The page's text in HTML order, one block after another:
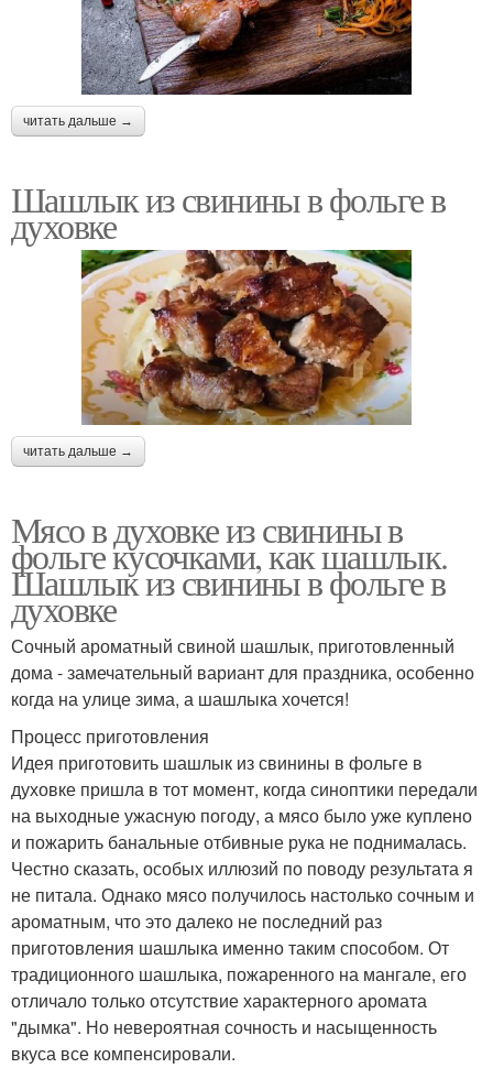
читать дальше →
Шашлык из свинины в фольге в
духовке
читать дальше →
Мясо в духовке из свинины в
фольге кусочками, как шашлык.
Шашлык из свинины в фольге в
духовке
Сочный ароматный свиной шашлык, приготовленный
дома - замечательный вариант для праздника, особенно
когда на улице зима, а шашлыка хочется!
Процесс приготовления
Идея приготовить шашлык из свинины в фольге в
духовке пришла в тот момент, когда синоптики передали
на выходные ужасную погоду, а мясо было уже куплено
и пожарить банальные отбивные рука не поднималась.
Честно сказать, особых иллюзий по поводу результата я
не питала. Однако мясо получилось настолько сочным и
ароматным, что это далеко не последний раз
приготовления шашлыка именно таким способом. От
традиционного шашлыка, пожаренного на мангале, его
отличало только отсутствие характерного аромата
"дымка". Но невероятная сочность и насыщенность
вкуса все компенсировали.